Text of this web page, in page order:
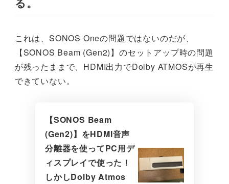
これは、SONOS Oneの問題ではないのだが、
【SONOS Beam (Gen2)】のセットアップ時の問題
が残ったままで、HDMI出力でDolby ATMOSが再生
できていない。
【SONOS Beam
(Gen2)】をHDMI音声
分離器を使ってPC用デ
ィスプレイで使った！
しかしDolby Atmos